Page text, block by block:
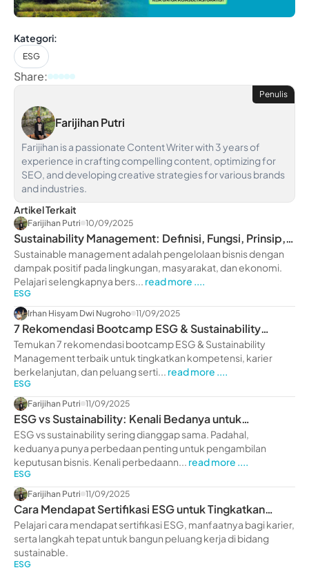
Kategori:
ESG
Share:
Penulis
Farijihan Putri
Farijihan is a passionate Content Writer with 3 years of
experience in crafting compelling content, optimizing for
SEO, and developing creative strategies for various brands
and industries.
Artikel Terkait
Farijihan Putri 10/09/2025
Sustainability Management: Definisi, Fungsi, Prinsip,
hingga Strategi
Sustainable management adalah pengelolaan bisnis dengan
dampak positif pada lingkungan, masyarakat, dan ekonomi.
Pelajari selengkapnya bers... read more ....
ESG
Irhan Hisyam Dwi Nugroho 11/09/2025
7 Rekomendasi Bootcamp ESG & Sustainability
Management
Temukan 7 rekomendasi bootcamp ESG & Sustainability
Management terbaik untuk tingkatkan kompetensi, karier
berkelanjutan, dan peluang serti... read more ....
ESG
Farijihan Putri 11/09/2025
ESG vs Sustainability: Kenali Bedanya untuk
Keputusan Bisnis
ESG vs sustainability sering dianggap sama. Padahal,
keduanya punya perbedaan penting untuk pengambilan
keputusan bisnis. Kenali perbedaann... read more ....
ESG
Farijihan Putri 11/09/2025
Cara Mendapat Sertifikasi ESG untuk Tingkatkan
Karier
Pelajari cara mendapat sertifikasi ESG, manfaatnya bagi karier,
serta langkah tepat untuk bangun peluang kerja di bidang
sustainable.
ESG